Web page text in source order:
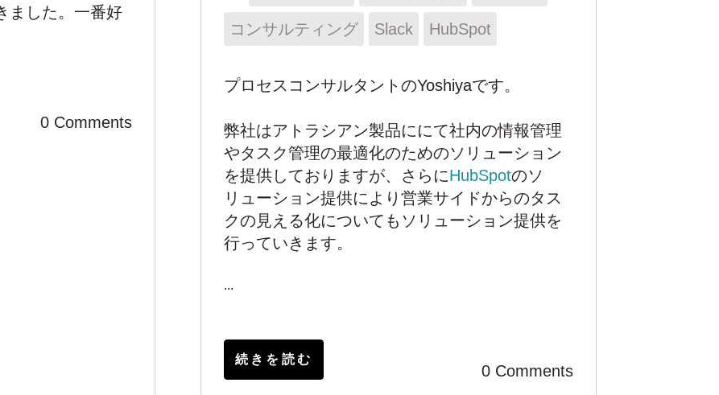
ました。一番好
0 Comments
コンサルティング Slack HubSpot
プロセスコンサルタントのYoshiyaです。
弊社はアトラシアン製品ににて社内の情報管理
やタスク管理の最適化のためのソリューション
を提供しておりますが、さらにHubSpotのソ
リューション提供により営業サイドからのタス
クの見える化についてもソリューション提供を
行っていきます。
...
続きを読む
0 Comments